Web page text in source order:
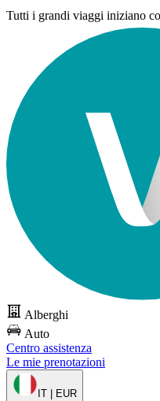
Tutti i grandi viaggi iniziano
Alberghi
Auto
Centro assistenza
Le mie prenotazioni
IT | EUR